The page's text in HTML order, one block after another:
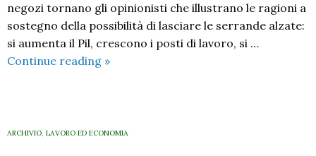
il
lavorare
deve
negozi tornano gli opinionisti che illustrano le ragioni a
sostegno della possibilità di lasciare le serrande alzate:
si aumenta il Pil, crescono i posti di lavoro, si …
Continue reading Conciliare
la
»
ARCHIVIO, LAVORO ED ECONOMIA